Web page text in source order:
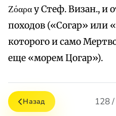
Ζόαρα у Стеф. Визан., и
походов («Согар» или
которого и само
еще «морем Цогар»).
Назад 128